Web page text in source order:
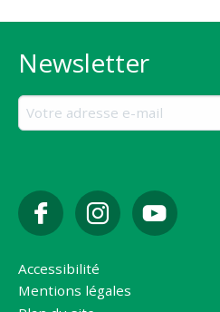
Newsletter
Accessibilité
Mentions légales